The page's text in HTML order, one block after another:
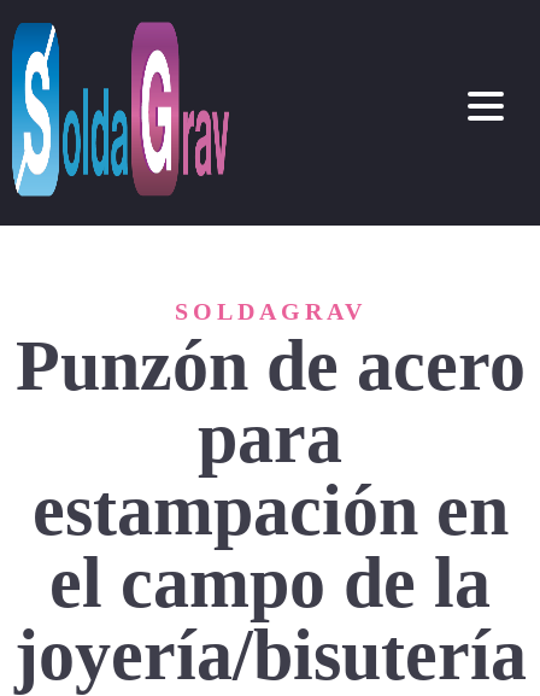
SOLDAGRAV
Punzón de acero
para
estampación en
el campo de la
joyería/bisutería